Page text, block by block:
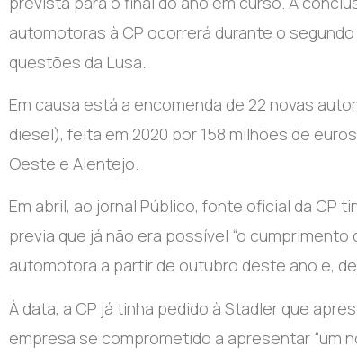
automotoras à CP ocorrerá durante o
questões da Lusa.
Em causa está a encomenda de 22 novas
diesel), feita em 2020 por 158 milhões de
Oeste e Alentejo.
Em abril, ao jornal Público, fonte oficial da CP
previa que já não era possível “o
automotora a partir de outubro deste ano e,
À data, a CP já tinha pedido à Stadler que
empresa se comprometido a apresentar “um